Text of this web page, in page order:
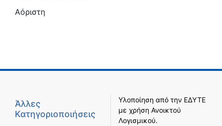
Αόριστη
Άλλες
Κατηγοριοποιήσεις
Υλοποίηση από την ΕΔΥΤΕ
με χρήση Ανοικτού
Λογισμικού.